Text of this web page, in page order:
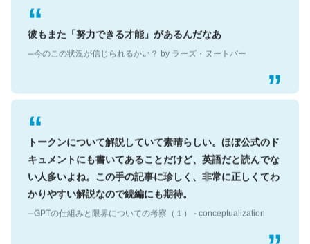
彼もまた「努力できる才能」があるんだなあ
─今のこの状況が信じられるかい？ by ラーズ・ヌートバー
トークンについて解説していて素晴らしい。ほぼ公式のド
キュメントにも書いてあることだけど、英語だと読んでな
い人多いよね。この手の記事に珍しく、非常に正しくてわ
かりやすい解説なので続編にも期待。
─GPTの仕組みと限界についての考察（１） - conceptualization